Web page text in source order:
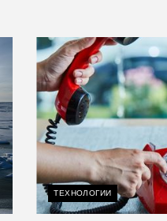
ТЕХНОЛОГИИ